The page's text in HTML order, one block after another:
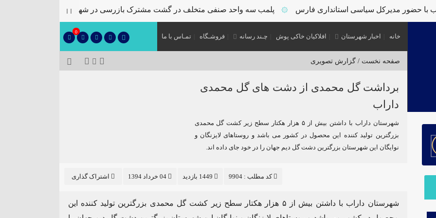
حضور مدیرکل سیاسی استانداری فارس ۞ پلمب سه واحد صنفی متخلف در گشت مشترک بازرسی در شهرستان
خانه اخبار شهرستان افلاکیان خاکی پوش چـند رسانه فروشـگاه تمـاس با ما
0
صفحه نخست / گزارش تصویری
برداشت گل محمدی از دشت های گل محمدی
داراب
شهرستان داراب با داشتن بیش از ۵ هزار هکتار سطح زیر کشت گل محمدی
بزرگترین تولید کننده این محصول در کشور می باشد و روستاهای لایزنگان و
نوایگان این شهرستان بزرگترین دشت گل دیم جهان را در خود جای داده اند.
اشتراک گذاری کد مطلب : 9904
شهرستان داراب با داشتن بیش از ۵ هزار هکتار سطح زیر کشت گل محمدی بزرگترین تولید کننده این